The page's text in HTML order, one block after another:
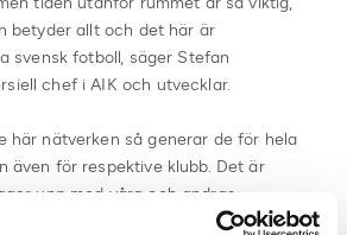
betyder allt och det här är
svensk fotboll, säger Stefan
chef i AIK och utvecklar.
här nätverken så generar de för hela
även för respektive klubb. Det är
upp med våra och andras
som bygger en starkare